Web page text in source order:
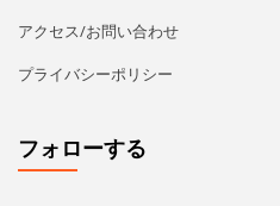
アクセス/お問い合わせ
プライバシーポリシー
フォローする